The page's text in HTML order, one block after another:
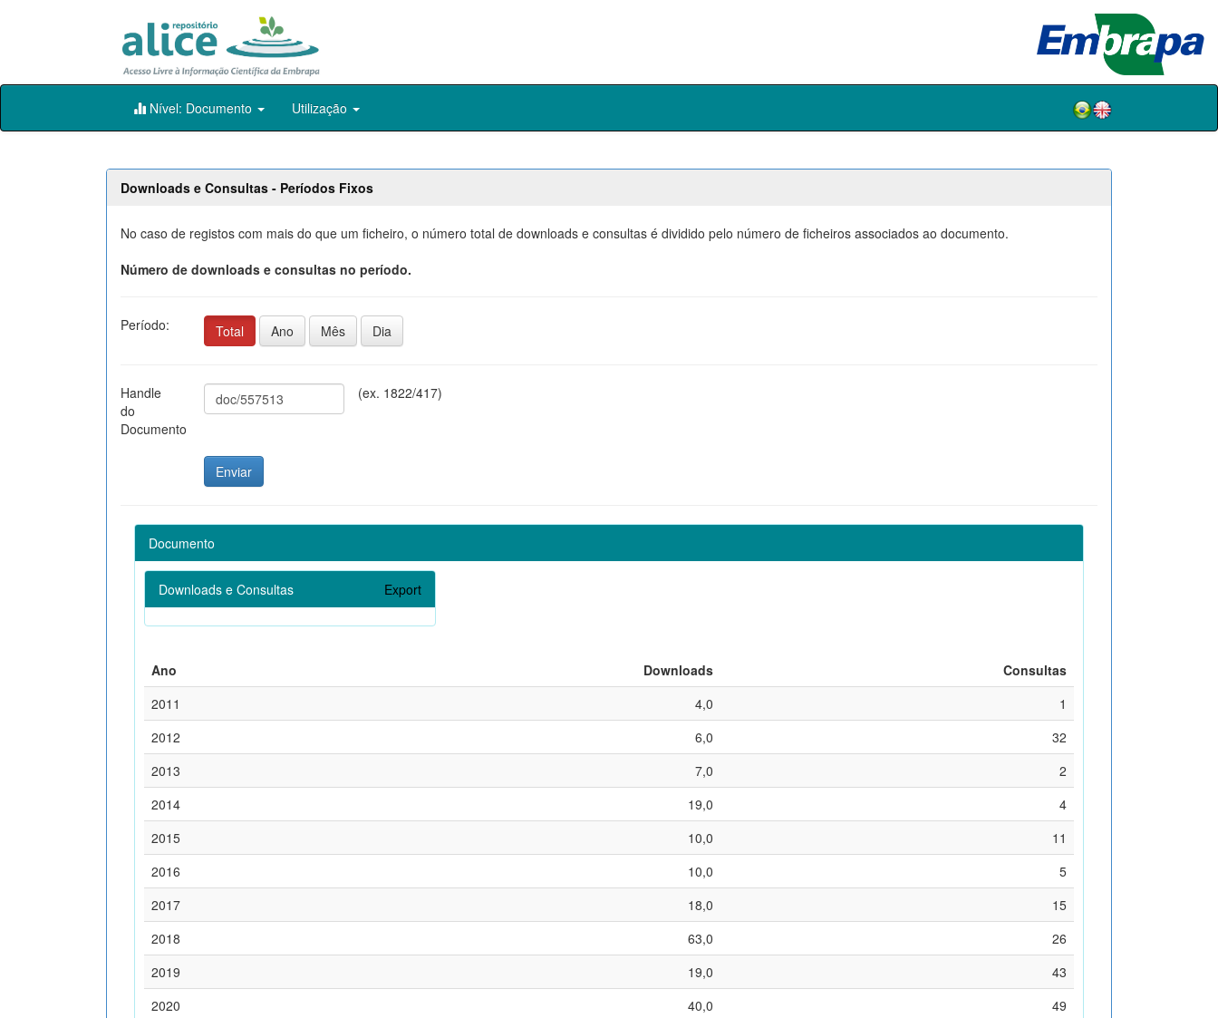
Skip
Nível: Documento Utilização
Downloads e Consultas - Períodos Fixos
No caso de registos com mais do que um ficheiro, o número total de downloads e consultas é dividido pelo número de ficheiros associados ao documento.
Número de downloads e consultas no período.
Período: Total Ano Mês Dia
Handle
do
Documento
(ex. 1822/417)
Documento
Downloads e Consultas Export
Ano Downloads
Consultas
2011
4,0
1
2012
6,0
32
2013
7,0
2
2014
19,0
4
2015
10,0
11
2016
10,0
5
2017
18,0
15
2018
63,0
26
2019
19,0
43
2020
40,0
49